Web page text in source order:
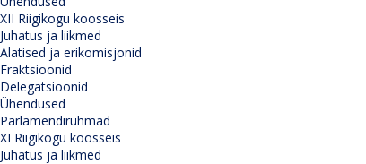
XII Riigikogu koosseis
Juhatus ja liikmed
Alatised ja erikomisjonid
Fraktsioonid
Delegatsioonid
Ühendused
Parlamendirühmad
XI Riigikogu koosseis
Juhatus ja liikmed